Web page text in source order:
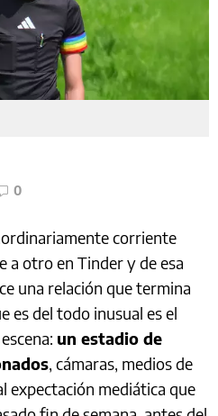
0
corriente
a otro en Tinder y de esa
una relación que termina
es del todo inusual es el
un estadio de
, cámaras, medios de
expectación mediática que